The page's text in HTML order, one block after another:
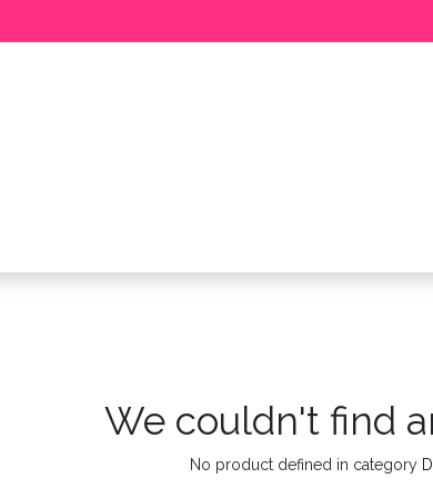
We couldn't find
No product defined in category